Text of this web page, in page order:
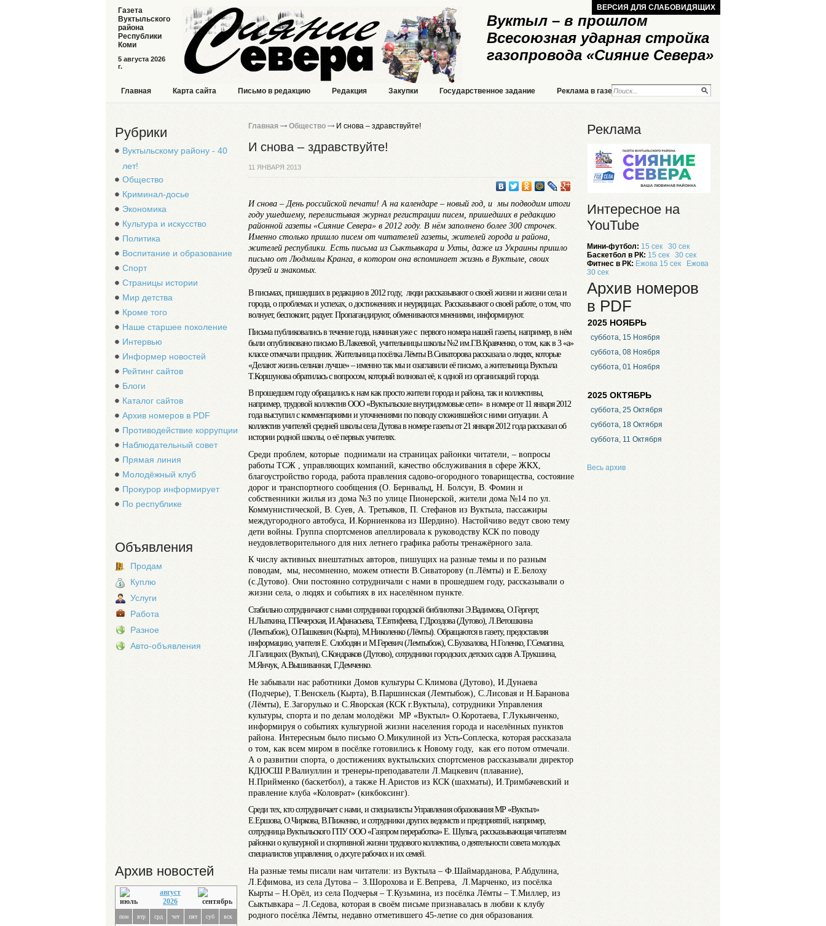
Вуктыл – в прошлом
Всесоюзная ударная стройка
газопровода «Сияние Севера»
5 августа 2026
г.
Газета
Вуктыльского
района
Республики
Коми
ВЕРСИЯ ДЛЯ СЛАБОВИДЯЩИХ
Главная Карта сайта Письмо в редакцию Редакция Закупки Государственное задание Реклама в газете Реклама на сайте
Рубрики
Вуктыльскому району - 40
лет!
Общество
Криминал-досье
Экономика
Культура и искусство
Политика
Воспитание и образование
Спорт
Страницы истории
Мир детства
Кроме того
Наше старшее поколение
Интервью
Информер новостей
Рейтинг сайтов
Блоги
Каталог сайтов
Архив номеров в PDF
Противодействие коррупции
Наблюдательный совет
Прямая линия
Молодёжный клуб
Прокурор информирует
По республике
Объявления
Продам
Куплю
Услуги
Работа
Разное
Авто-объявления
Архив новостей
август
2026
пон втр срд чет пят суб вск
Главная Общество И снова – здравствуйте!
И снова – здравствуйте!
11 ЯНВАРЯ 2013
И снова – День российской печати! А на календаре – новый год, и мы подводим итоги
году ушедшему, перелистывая журнал регистрации писем, пришедших в редакцию
районной газеты «Сияние Севера» в 2012 году. В нём заполнено более 300 строчек.
Именно столько пришло писем от читателей газеты, жителей города и района,
жителей республики. Есть письма из Сыктывкара и Ухты, даже из Украины пришло
письмо от Людмилы Кранга, в котором она вспоминает жизнь в Вуктыле, своих
друзей и знакомых.
В письмах, пришедших в редакцию в 2012 году, люди рассказывают о своей жизни и жизни села и
города, о проблемах и успехах, о достижениях и неурядицах. Рассказывают о своей работе, о том, что
волнует, беспокоит, радует. Пропагандируют, обмениваются мнениями, информируют.
Письма публиковались в течение года, начиная уже с первого номера нашей газеты, например, в нём
были опубликовано письмо В.Лакеевой, учительницы школы №2 им.Г.В.Кравченко, о том, как в 3 «а»
классе отмечали праздник. Жительница посёлка Лёмты В.Сиваторова рассказала о людях, которые
«Делают жизнь сельчан лучше» – именно так мы и озаглавили её письмо, а жительница Вуктыла
Т.Коршунова обратилась с вопросом, который волновал её, к одной из организаций города.
В прошедшем году обращались к нам как просто жители города и района, так и коллективы,
например, трудовой коллектив ООО «Вуктыльские внутридомовые сети» в номере от 11 января 2012
года выступил с комментариями и уточнениями по поводу сложившейся с ними ситуации. А
коллектив учителей средней школы села Дутова в номере газеты от 21 января 2012 года рассказал об
истории родной школы, о её первых учителях.
Среди проблем, которые поднимали на страницах районки читатели, – вопросы
работы ТСЖ , управляющих компаний, качество обслуживания в сфере ЖКХ,
благоустройство города, работа правления садово-огородного товарищества, состояние
дорог и транспортного сообщения (О. Бернвальд, Н. Болсун, В. Фомин и
собственники жилья из дома №3 по улице Пионерской, жители дома №14 по ул.
Коммунистической, В. Суев, А. Третьяков, П. Стефанов из Вуктыла, пассажиры
междугородного автобуса, И.Корниенкова из Шердино). Настойчиво ведут свою тему
дети войны. Группа спортсменов апеллировала к руководству КСК по поводу
неудовлетворительного для них летнего графика работы тренажёрного зала.
К числу активных внештатных авторов, пишущих на разные темы и по разным
поводам, мы, несомненно, можем отнести В.Сиваторову (п.Лёмты) и Е.Белоху
(с.Дутово). Они постоянно сотрудничали с нами в прошедшем году, рассказывали о
жизни села, о людях и событиях в их населённом пункте.
Стабильно сотрудничают с нами сотрудники городской библиотеки Э.Вадимова, О.Гергерт,
Н.Лыткина, Г.Печерская, И.Афанасьева, Т.Евтифеева, Г.Дроздова (Дутово), Л.Ветошкина
(Лемтыбож), О.Пашкевич (Кырта), М.Николенко (Лёмты). Обращаются в газету, предоставляя
информацию, учителя Е. Слободян и М.Геревич (Лемтыбож), С.Бухвалова, Н.Голенко, Г.Семагина,
Л.Галицких (Вуктыл), С.Кондраков (Дутово), сотрудники городских детских садов А.Трукшина,
М.Янчук, А.Вышиванная, Г.Демченко.
Не забывали нас работники Домов культуры С.Климова (Дутово), И.Дунаева
(Подчерье), Т.Венскель (Кырта), В.Паршинская (Лемтыбож), С.Лисовая и Н.Баранова
(Лёмты), Е.Загорулько и С.Яворская (КСК г.Вуктыла), сотрудники Управления
культуры, спорта и по делам молодёжи МР «Вуктыл» О.Коротаева, Г.Лукьянченко,
информируя о событиях культурной жизни населения города и населённых пунктов
района. Интересным было письмо О.Микулиной из Усть-Соплеска, которая рассказала
о том, как всем миром в посёлке готовились к Новому году, как его потом отмечали.
А о развитии спорта, о достижениях вуктыльских спортсменов рассказывали директор
КДЮСШ Р.Валиуллин и тренеры-преподаватели Л.Мацкевич (плавание),
Н.Прийменко (баскетбол), а также Н.Аристов из КСК (шахматы), И.Тримбачевский и
правление клуба «Коловрат» (кикбоксинг).
Среди тех, кто сотрудничает с нами, и специалисты Управления образования МР «Вуктыл»
Е.Ершова, О.Чиркова, В.Пиженко, и сотрудники других ведомств и предприятий, например,
сотрудница Вуктыльского ГПУ ООО «Газпром переработка» Е. Шульга, рассказывающая читателям
районки о культурной и спортивной жизни трудового коллектива, о деятельности совета молодых
специалистов управления, о досуге рабочих и их семей.
На разные темы писали нам читатели: из Вуктыла – Ф.Шаймарданова, Р.Абдулина,
Л.Ефимова, из села Дутова – З.Шорохова и Е.Вепрева, Л.Марченко, из посёлка
Кырты – Н.Орёл, из села Подчерья – Т.Кузьмина, из посёлка Лёмты – Т.Миллер, из
Сыктывкара – Л.Седова, которая в своём письме признавалась в любви к клубу
родного посёлка Лёмты, недавно отметившего 45-летие со дня образования.
Реклама
Интересное на
YouTube
Мини-футбол: 15 сек
30 сек
Баскетбол в РК: 15 сек
30 сек
Фитнес в РК: Ежова 15 сек
Ежова
30 сек
Архив номеров
в PDF
2025 НОЯБРЬ
суббота, 15 Ноября
суббота, 08 Ноября
суббота, 01 Ноября
2025 ОКТЯБРЬ
суббота, 25 Октября
суббота, 18 Октября
суббота, 11 Октября
Весь архив